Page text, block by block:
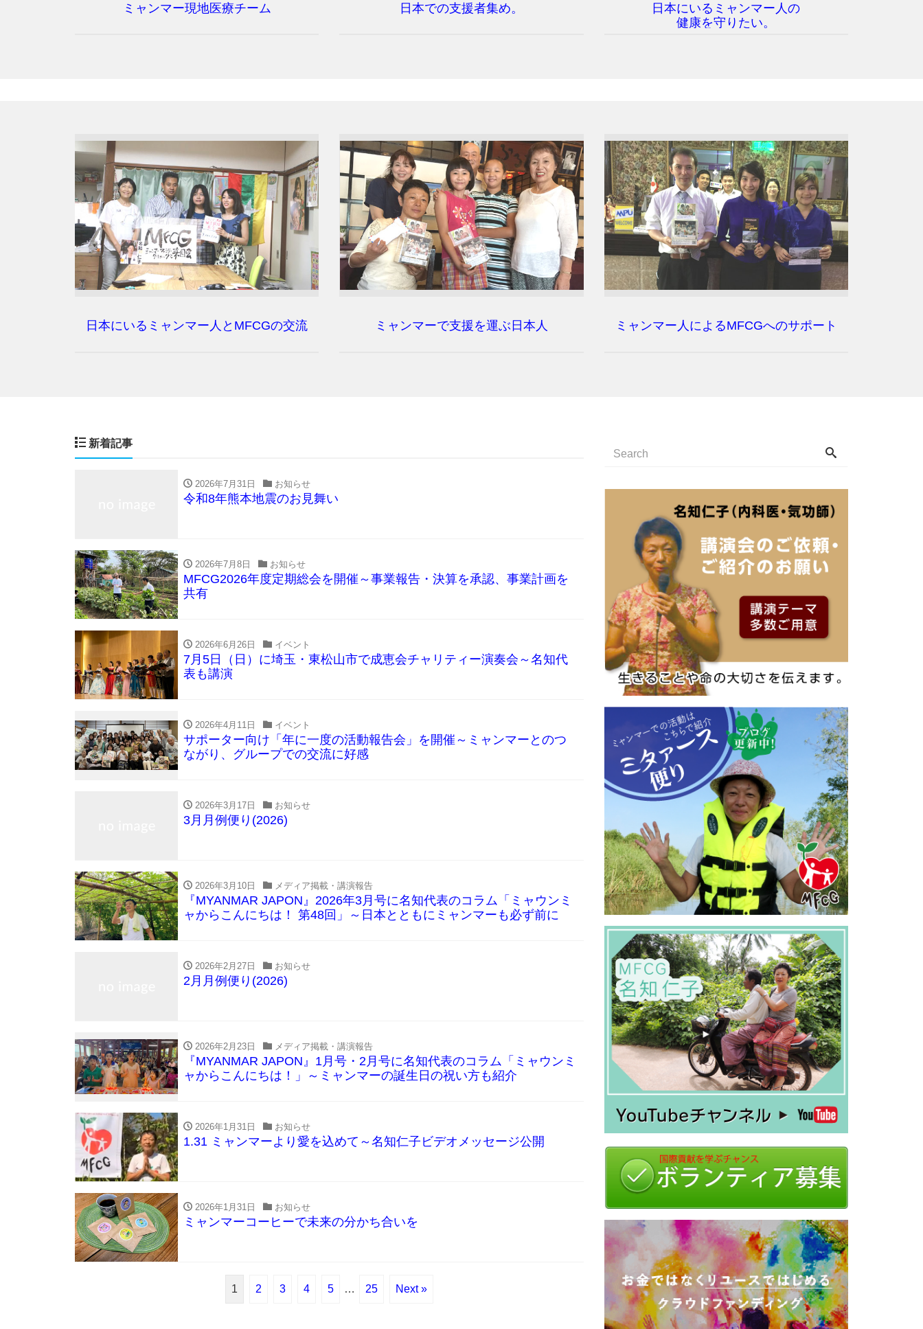
ミャンマー現地医療チーム 日本での支援者集め。
日本にいるミャンマー人の
健康を守りたい。
日本にいるミャンマー人とMFCGの交流 ミャンマーで支援を運ぶ日本人
「ネー カウン イェラー！
ミャンマー人によるMFCGへのサポート
新着記事
2026年7月31日 お知らせ
令和8年熊本地震のお見舞い
2026年7月8日 お知らせ
MFCG2026年度定期総会を開催～事業報告・決算を承認、事業計画を
共有
2026年6月26日 イベント
7月5日（日）に埼玉・東松山市で成恵会チャリティー演奏会～名知代
表も講演
2026年4月11日 イベント
サポーター向け「年に一度の活動報告会」を開催～ミャンマーとのつ
ながり、グループでの交流に好感
2026年3月17日 お知らせ
3月月例便り(2026)
2026年3月10日 メディア掲載・講演報告
『MYANMAR JAPON』2026年3月号に名知代表のコラム「ミャウンミ
ャからこんにちは！ 第48回」～日本とともにミャンマーも必ず前に
2026年2月27日 お知らせ
2月月例便り(2026)
2026年2月23日 メディア掲載・講演報告
『MYANMAR JAPON』1月号・2月号に名知代表のコラム「ミャウンミ
ャからこんにちは！」～ミャンマーの誕生日の祝い方も紹介
2026年1月31日 お知らせ
1.31 ミャンマーより愛を込めて～名知仁子ビデオメッセージ公開
2026年1月31日 お知らせ
ミャンマーコーヒーで未来の分かち合いを
1 2 3 4 5 … 25 Next »